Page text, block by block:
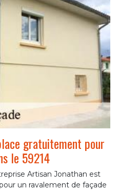
gratuitement pour
le 59214
Artisan Jonathan est
un ravalement de façade